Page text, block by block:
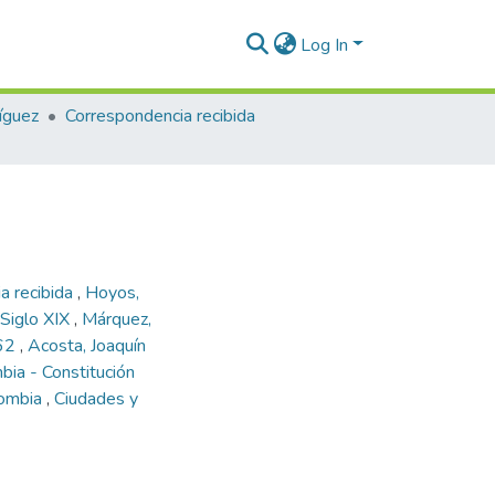
Log In
Correspondencia recibida
recibida , Hoyos,
XIX, Márquez,
, Acosta, Joaquín
- Constitución
, Ciudades y